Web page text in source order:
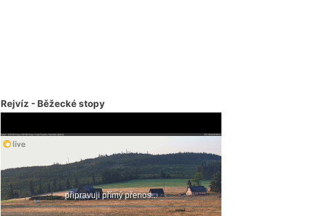
Rejvíz - Běžecké stopy